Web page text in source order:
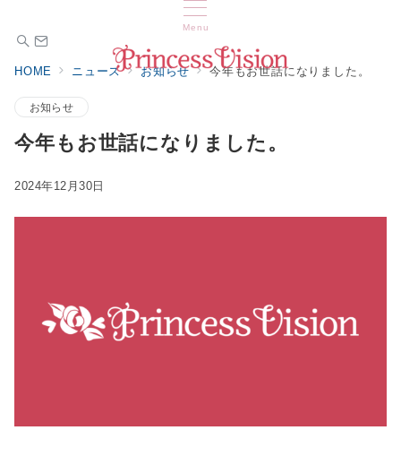
Menu
HOME ニュース お知らせ 今年もお世話になりました。
お知らせ
今年もお世話になりました。
2024年12月30日